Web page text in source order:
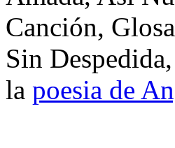
Canción,
Sin
la poesia de